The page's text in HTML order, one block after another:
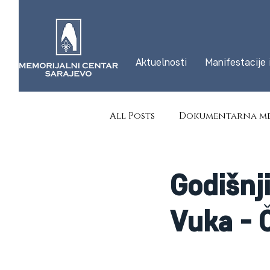
Aktuelnosti Manifestacije
All Posts Dokumentarna
Vuka -